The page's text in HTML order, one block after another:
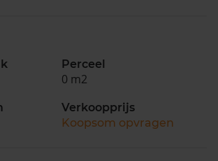
Perceel
0 m2
Verkoopprijs
Koopsom opvragen